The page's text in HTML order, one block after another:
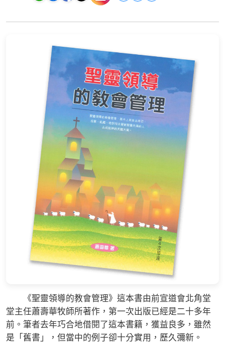
《聖靈領導的教會管理》這本書由前宣道會北角堂
堂主任蕭壽華牧師所著作，第一次出版已經是二十多年
前。筆者去年巧合地借閱了這本書籍，獲益良多，雖然
是「舊書」，但當中的例子卻十分實用，歷久彌新。